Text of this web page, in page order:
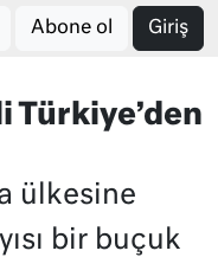
Abone ol Giriş
Türkiye’den
ülkesine
bir buçuk